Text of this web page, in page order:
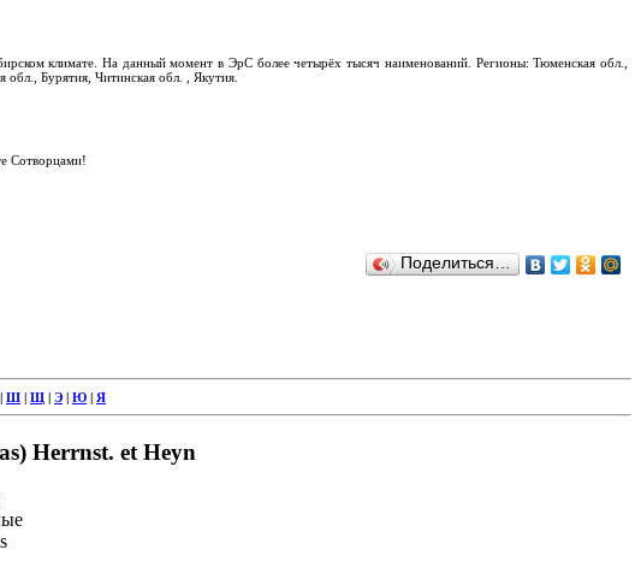
климате. На данный момент в ЭрС более четырёх тысяч наименований. Регионы: Тюменская обл.,
обл., Бурятия, Читинская обл. , Якутия.
Сотворцами!
Поделиться…
| Ш | Щ | Э | Ю | Я
Herrnst. et Heyn